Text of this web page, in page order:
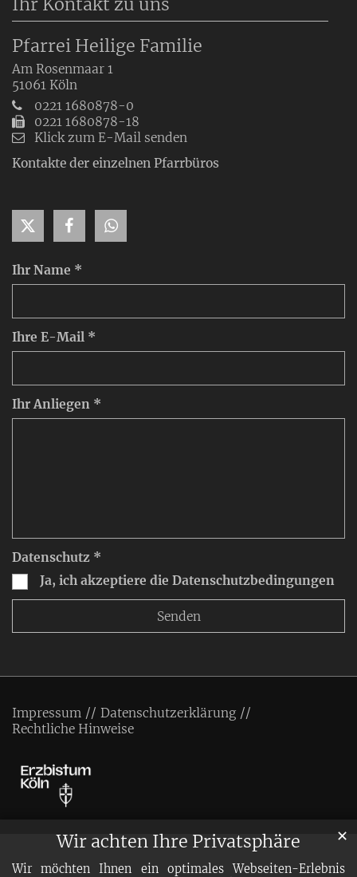
Wir achten Ihre Privatsphäre
Wir möchten Ihnen ein optimales Webseiten-Erlebnis
✕
Ihr Name *
Ihre E-Mail *
Ihr Anliegen *
Datenschutz *
Ja, ich akzeptiere die Datenschutzbedingungen
Ihr Kontakt zu uns
Pfarrei Heilige Familie
Am Rosenmaar 1
51061 Köln
0221 1680878-0
0221 1680878-18
Klick zum E-Mail senden
Kontakte der einzelnen Pfarrbüros
Impressum
Datenschutzerklärung
Rechtliche Hinweise